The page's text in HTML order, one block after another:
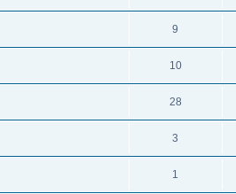
9
10
28
3
1